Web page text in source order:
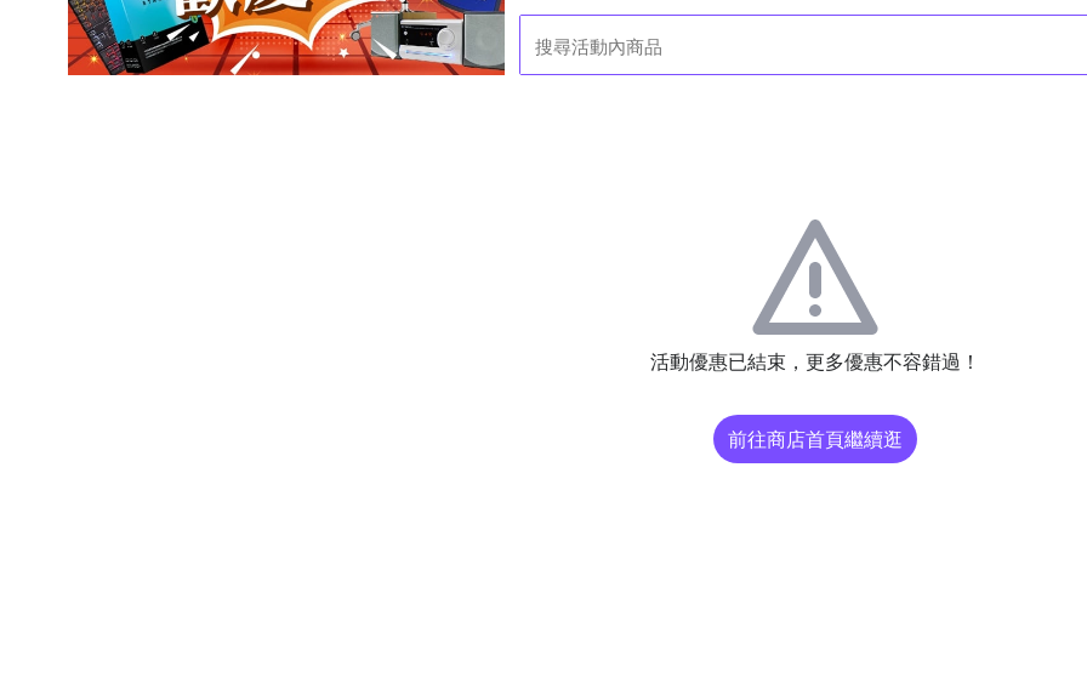
活動優惠已結束，更多優惠不容錯過！
前往商店首頁繼續逛